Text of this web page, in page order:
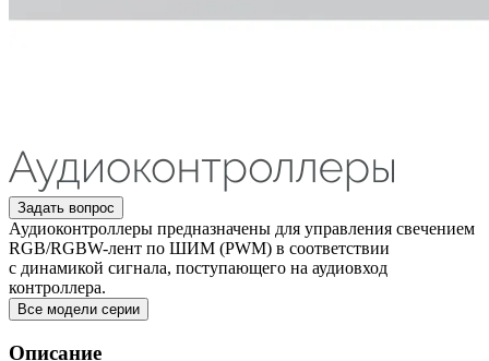
Задать вопрос
Аудиоконтроллеры предназначены для управления свечением
RGB/RGBW-лент по ШИМ (PWM) в соответствии
с динамикой сигнала, поступающего на аудиовход
контроллера.
Все модели серии
Описание